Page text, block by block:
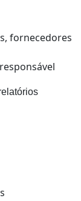
fornecedores